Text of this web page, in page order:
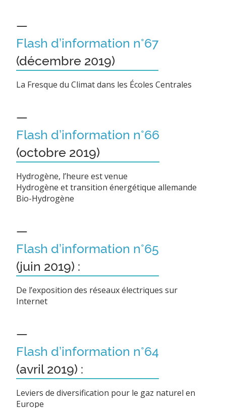
—
Flash d’information n°67
(décembre 2019)
La Fresque du Climat dans les Écoles Centrales
—
Flash d’information n°66
(octobre 2019)
Hydrogène, l’heure est venue
Hydrogène et transition énergétique allemande
Bio-Hydrogène
—
Flash d’information n°65
(juin 2019) :
De l’exposition des réseaux électriques sur
Internet
—
Flash d’information n°64
(avril 2019) :
Leviers de diversification pour le gaz naturel en
Europe